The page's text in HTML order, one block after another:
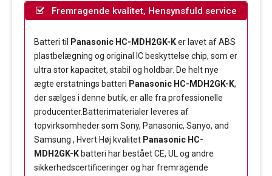
Fremragende kvalitet, Hensynsfuld service
Batteri til Panasonic HC-MDH2GK-Ker lavet af ABS
plastbelægning og original IC beskyttelse chip, som er
ultra stor kapacitet, stabil og holdbar. De helt nye
ægte erstatnings batteri Panasonic HC-MDH2GK-K,
der sælges i denne butik, er alle fra professionelle
producenter.Batterimaterialer leveres af
topvirksomheder som Sony, Panasonic, Sanyo, and
Samsung , Hvert Høj kvalitet Panasonic HC-
MDH2GK-K batteri har bestået CE, UL og andre
sikkerhedscertificeringer og har fremragende